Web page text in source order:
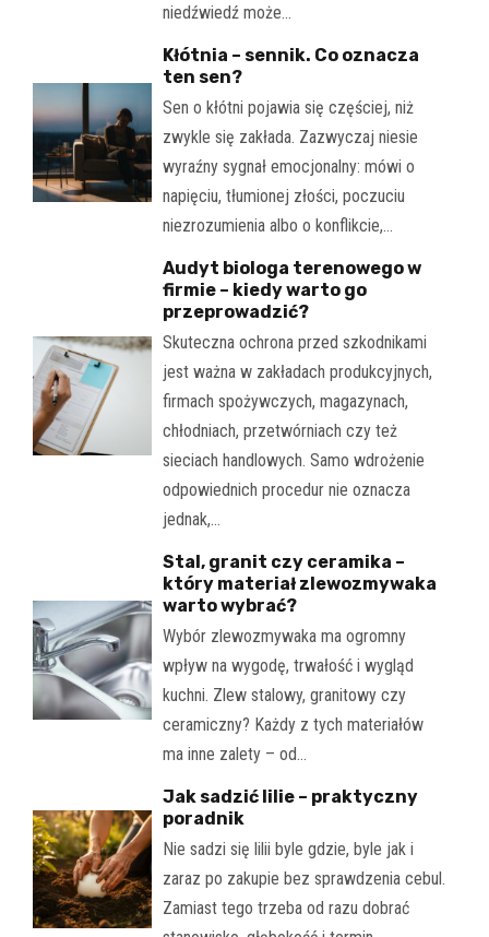
niedźwiedź może…
Kłótnia – sennik. Co oznacza
ten sen?
Sen o kłótni pojawia się częściej, niż
zwykle się zakłada. Zazwyczaj niesie
wyraźny sygnał emocjonalny: mówi o
napięciu, tłumionej złości, poczuciu
niezrozumienia albo o konflikcie,…
Audyt biologa terenowego w
firmie – kiedy warto go
przeprowadzić?
Skuteczna ochrona przed szkodnikami
jest ważna w zakładach produkcyjnych,
firmach spożywczych, magazynach,
chłodniach, przetwórniach czy też
sieciach handlowych. Samo wdrożenie
odpowiednich procedur nie oznacza
jednak,…
Stal, granit czy ceramika –
który materiał zlewozmywaka
warto wybrać?
Wybór zlewozmywaka ma ogromny
wpływ na wygodę, trwałość i wygląd
kuchni. Zlew stalowy, granitowy czy
ceramiczny? Każdy z tych materiałów
ma inne zalety – od…
Jak sadzić lilie – praktyczny
poradnik
Nie sadzi się lilii byle gdzie, byle jak i
zaraz po zakupie bez sprawdzenia cebul.
Zamiast tego trzeba od razu dobrać